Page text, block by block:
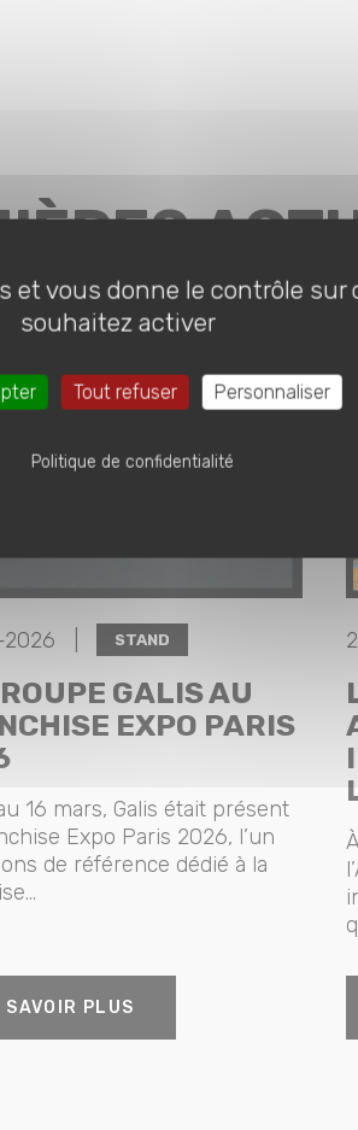
2026 | STAND
GALIS AU
EXPO PARIS
16 mars, Galis était présent
Expo Paris 2026, l’un
de référence dédié à la
SAVOIR PLUS
et vous donne le contrôle sur
souhaitez activer
Tout refuser Personnaliser
Politique de confidentialité